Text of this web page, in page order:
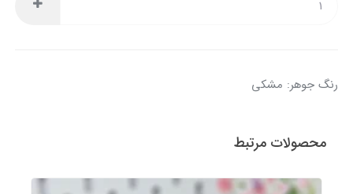
رنگ جوهر: مشکی
محصولات مرتبط